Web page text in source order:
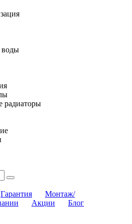
воды
радиаторы
Гарантия
Монтаж/
Акции
Блог